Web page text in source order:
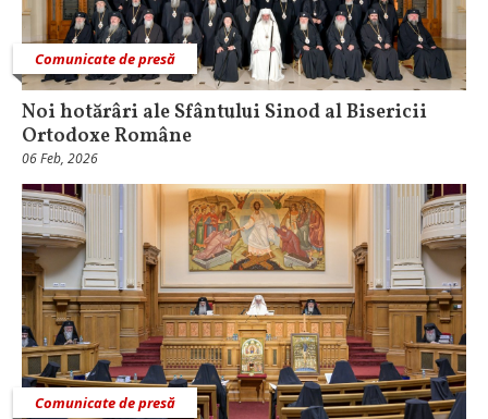
Comunicate de presă
Noi hotărâri ale Sfântului Sinod al Bisericii
Ortodoxe Române
06 Feb, 2026
Comunicate de presă